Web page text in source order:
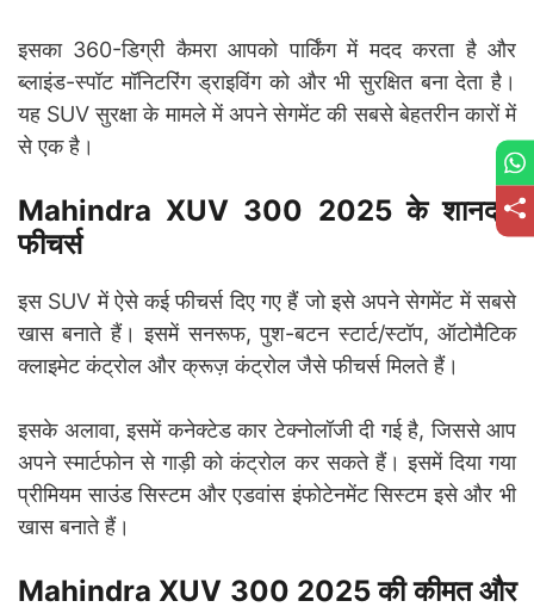
इसका 360-डिग्री कैमरा आपको पार्किंग में मदद करता है और
ब्लाइंड-स्पॉट मॉनिटरिंग ड्राइविंग को और भी सुरक्षित बना देता है।
यह SUV सुरक्षा के मामले में अपने सेगमेंट की सबसे बेहतरीन कारों में
से एक है।
Mahindra XUV 300 2025 के शानदार
फीचर्स
इस SUV में ऐसे कई फीचर्स दिए गए हैं जो इसे अपने सेगमेंट में सबसे
खास बनाते हैं। इसमें सनरूफ, पुश-बटन स्टार्ट/स्टॉप, ऑटोमैटिक
क्लाइमेट कंट्रोल और क्रूज़ कंट्रोल जैसे फीचर्स मिलते हैं।
इसके अलावा, इसमें कनेक्टेड कार टेक्नोलॉजी दी गई है, जिससे आप
अपने स्मार्टफोन से गाड़ी को कंट्रोल कर सकते हैं। इसमें दिया गया
प्रीमियम साउंड सिस्टम और एडवांस इंफोटेनमेंट सिस्टम इसे और भी
खास बनाते हैं।
Mahindra XUV 300 2025 की कीमत और